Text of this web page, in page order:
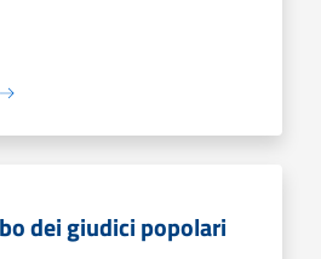
dei giudici popolari